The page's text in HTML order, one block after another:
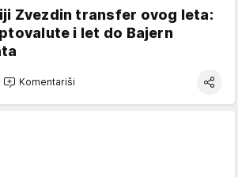
Zvezdin transfer ovog leta:
i let do Bajern
Komentariši